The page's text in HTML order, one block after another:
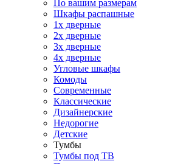
По вашим размерам
Шкафы распашные
1х дверные
2х дверные
3х дверные
4х дверные
Угловые шкафы
Комоды
Современные
Классические
Дизайнерские
Недорогие
Детские
Тумбы
Тумбы под ТВ